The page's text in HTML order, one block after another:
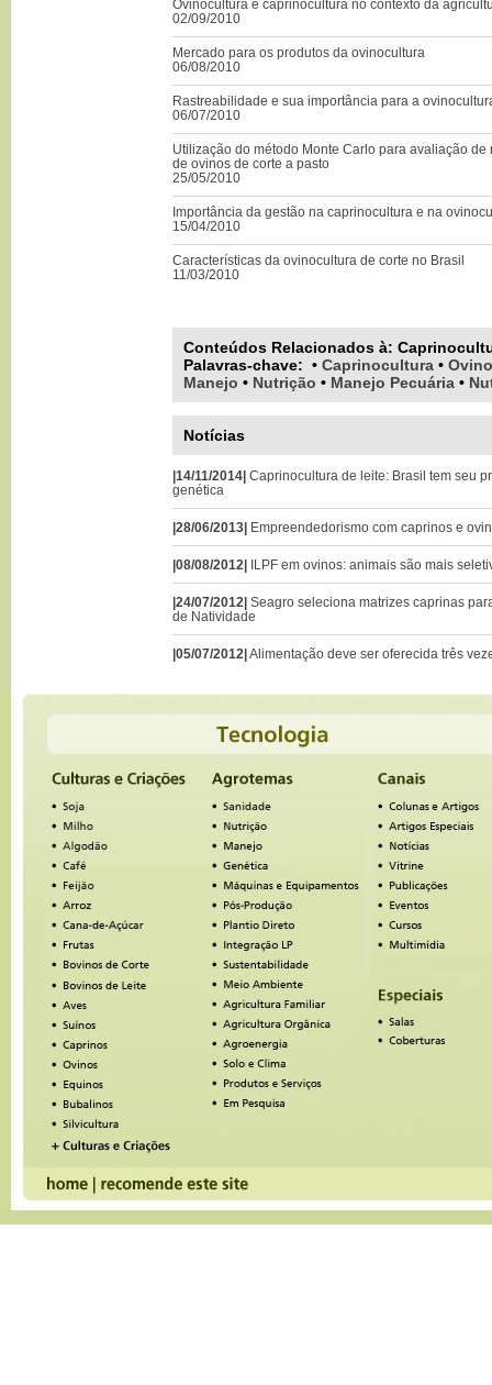
Ovinocultura e caprinocultura no contexto da
02/09/2010
Mercado para os produtos da ovinocultura
06/08/2010
Rastreabilidade e sua importância para a
06/07/2010
Utilização do método Monte Carlo para avaliação de
de ovinos de corte a pasto
25/05/2010
Importância da gestão na caprinocultura e na
15/04/2010
Características da ovinocultura de corte no Brasil
11/03/2010
Conteúdos Relacionados à:
Palavras-chave: • Caprinocultura •
Manejo • Nutrição • Manejo Pecuária •
Notícias
|14/11/2014| Caprinocultura de leite: Brasil tem seu
genética
|28/06/2013| Empreendedorismo com caprinos e
|08/08/2012| ILPF em ovinos: animais são mais
|24/07/2012| Seagro seleciona matrizes caprinas
de Natividade
|05/07/2012|Alimentação deve ser oferecida três